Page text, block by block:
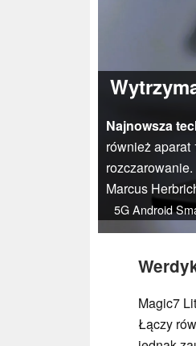
Najnowsza
również aparat
rozczarowanie.
Marcus
5GAndroid
Magic7
Łączy